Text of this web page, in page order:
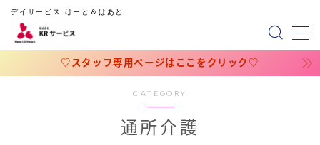
デイサービス はーと＆はあと
MENU
♡スタッフ専用ページはここをクリック♡
CATEGORY
通所介護